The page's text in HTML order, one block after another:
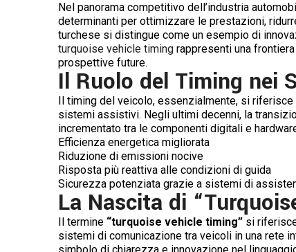
Nel panorama competitivo dell’industria
determinanti per ottimizzare le prestazioni,
turchese si distingue come un esempio di
turquoise vehicle timing rappresenti una
prospettive future.
Il Ruolo del Timing nei
Il timing del veicolo, essenzialmente, si
sistemi assistivi. Negli ultimi decenni, la
incrementato tra le componenti digitali e
Efficienza energetica migliorata
Riduzione di emissioni nocive
Risposta più reattiva alle condizioni di guida
Sicurezza potenziata grazie a sistemi di
La Nascita di
Il termine “turquoise vehicle timing” si
sistemi di comunicazione tra veicoli in una rete